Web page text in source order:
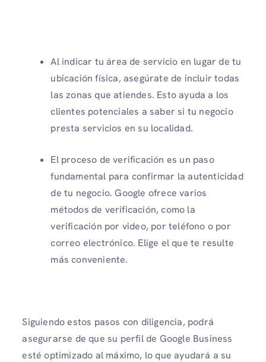
Al indicar tu área de servicio en lugar de tu
ubicación física, asegúrate de incluir todas
las zonas que atiendes. Esto ayuda a los
clientes potenciales a saber si tu negocio
presta servicios en su localidad.
El proceso de verificación es un paso
fundamental para confirmar la autenticidad
de tu negocio. Google ofrece varios
métodos de verificación, como la
verificación por video, por teléfono o por
correo electrónico. Elige el que te resulte
más conveniente.
Siguiendo estos pasos con diligencia, podrá
asegurarse de que su perfil de Google Business
esté optimizado al máximo, lo que ayudará a su